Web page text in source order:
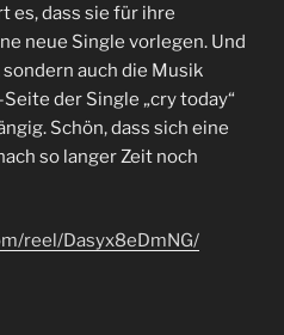
es, dass sie für ihre
neue Single vorlegen. Und
auch die Musik
der Single „cry today“
Schön, dass sich eine
so langer Zeit noch
reel/Dasyx8eDmNG/